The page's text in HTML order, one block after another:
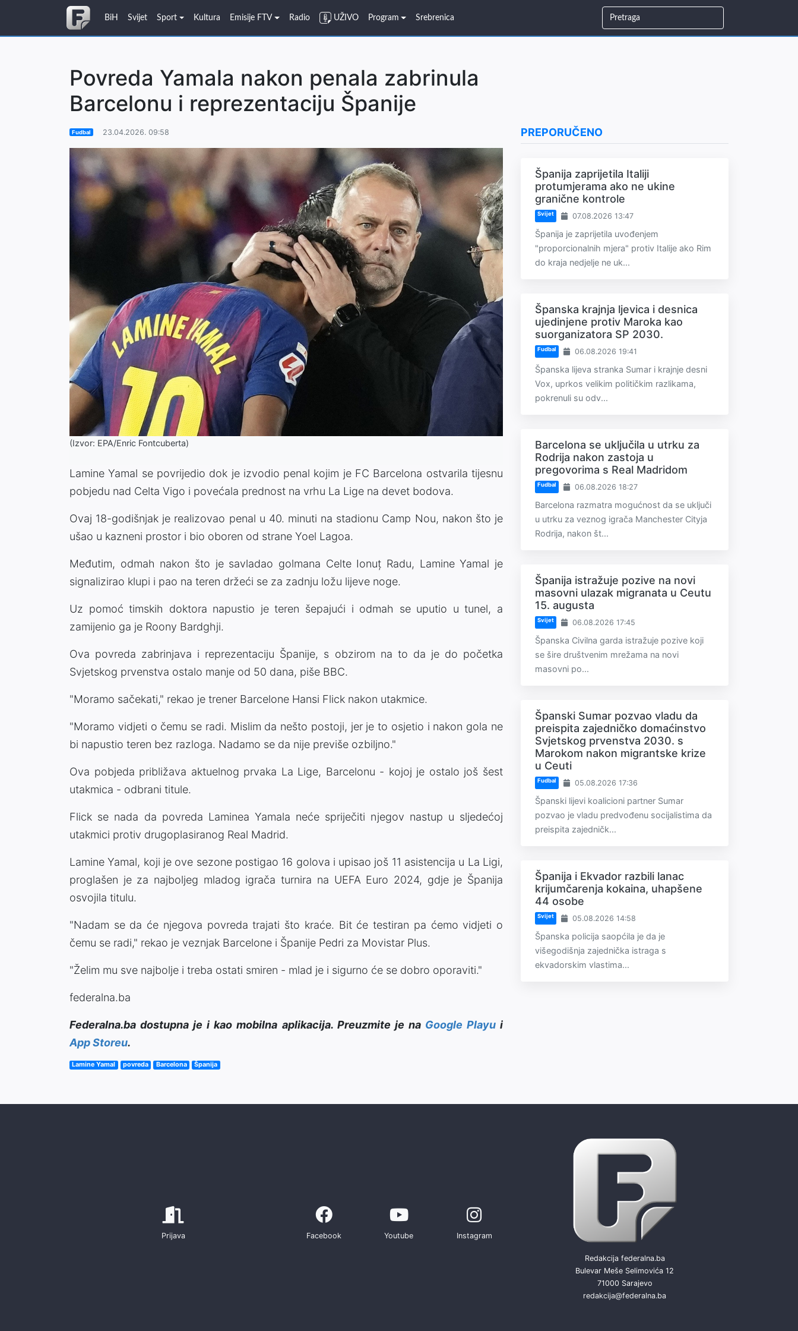
BiH Svijet Sport Kultura Emisije FTV Radio UŽIVO Program Srebrenica
Povreda Yamala nakon penala zabrinula
Barcelonu i reprezentaciju Španije
Fudbal 23.04.2026. 09:58
(Izvor: EPA/Enric Fontcuberta)
Lamine Yamal se povrijedio dok je izvodio penal kojim je FC Barcelona ostvarila tijesnu
pobjedu nad Celta Vigo i povećala prednost na vrhu La Lige na devet bodova.
Ovaj 18-godišnjak je realizovao penal u 40. minuti na stadionu Camp Nou, nakon što je
ušao u kazneni prostor i bio oboren od strane Yoel Lagoa.
Međutim, odmah nakon što je savladao golmana Celte Ionuț Radu, Lamine Yamal je
signalizirao klupi i pao na teren držeći se za zadnju ložu lijeve noge.
Uz pomoć timskih doktora napustio je teren šepajući i odmah se uputio u tunel, a
zamijenio ga je Roony Bardghji.
Ova povreda zabrinjava i reprezentaciju Španije, s obzirom na to da je do početka
Svjetskog prvenstva ostalo manje od 50 dana, piše BBC.
"Moramo sačekati," rekao je trener Barcelone Hansi Flick nakon utakmice.
"Moramo vidjeti o čemu se radi. Mislim da nešto postoji, jer je to osjetio i nakon gola ne
bi napustio teren bez razloga. Nadamo se da nije previše ozbiljno."
Ova pobjeda približava aktuelnog prvaka La Lige, Barcelonu - kojoj je ostalo još šest
utakmica - odbrani titule.
Flick se nada da povreda Laminea Yamala neće spriječiti njegov nastup u sljedećoj
utakmici protiv drugoplasiranog Real Madrid.
Lamine Yamal, koji je ove sezone postigao 16 golova i upisao još 11 asistencija u La Ligi,
proglašen je za najboljeg mladog igrača turnira na UEFA Euro 2024, gdje je Španija
osvojila titulu.
"Nadam se da će njegova povreda trajati što kraće. Bit će testiran pa ćemo vidjeti o
čemu se radi," rekao je veznjak Barcelone i Španije Pedri za Movistar Plus.
"Želim mu sve najbolje i treba ostati smiren - mlad je i sigurno će se dobro oporaviti."
federalna.ba
Federalna.ba dostupna je i kao mobilna aplikacija. Preuzmite je na Google Playui
App Storeu.
Lamine Yamal povreda Barcelona Španija
PREPORUČENO
Španija zaprijetila Italiji
protumjerama ako ne ukine
granične kontrole
Svijet 07.08.2026 13:47
Španija je zaprijetila uvođenjem
"proporcionalnih mjera" protiv Italije ako Rim
do kraja nedjelje ne uk...
Španska krajnja ljevica i desnica
ujedinjene protiv Maroka kao
suorganizatora SP 2030.
Fudbal 06.08.2026 19:41
Španska lijeva stranka Sumar i krajnje desni
Vox, uprkos velikim političkim razlikama,
pokrenuli su odv...
Barcelona se uključila u utrku za
Rodrija nakon zastoja u
pregovorima s Real Madridom
Fudbal 06.08.2026 18:27
Barcelona razmatra mogućnost da se uključi
u utrku za veznog igrača Manchester Cityja
Rodrija, nakon št...
Španija istražuje pozive na novi
masovni ulazak migranata u Ceutu
15. augusta
Svijet 06.08.2026 17:45
Španska Civilna garda istražuje pozive koji
se šire društvenim mrežama na novi
masovni po...
Španski Sumar pozvao vladu da
preispita zajedničko domaćinstvo
Svjetskog prvenstva 2030. s
Marokom nakon migrantske krize
u Ceuti
Fudbal 05.08.2026 17:36
Španski lijevi koalicioni partner Sumar
pozvao je vladu predvođenu socijalistima da
preispita zajedničk...
Španija i Ekvador razbili lanac
krijumčarenja kokaina, uhapšene
44 osobe
Svijet 05.08.2026 14:58
Španska policija saopćila je da je
višegodišnja zajednička istraga s
ekvadorskim vlastima...
Prijava Facebook Youtube Instagram
Redakcija federalna.ba
Bulevar Meše Selimovića 12
71000 Sarajevo
redakcija@federalna.ba